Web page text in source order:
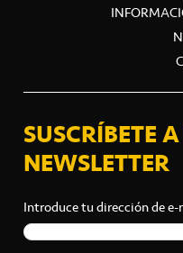
SUSCRÍBETE
NEWSLETTER
Introduce tu dirección de